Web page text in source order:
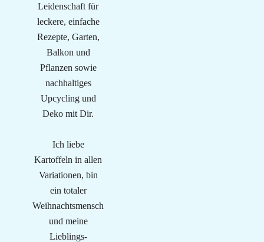
Leidenschaft für
leckere, einfache
Rezepte, Garten,
Balkon und
Pflanzen sowie
nachhaltiges
Upcycling und
Deko mit Dir.
Ich liebe
Kartoffeln in allen
Variationen, bin
ein totaler
Weihnachtsmensch
und meine
Lieblings-